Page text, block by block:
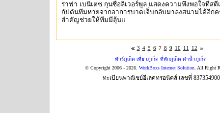
ราฟา เบนิเตซ กุนซือลิเวอร์พูล แสดงความพึงพอใจที่สตี
กัปตันทีมหายจากอาการบาดเจ็บกลับมาลงสนามได้อีกค
สำคัญช่วยให้ทีมมีลุ้นแ
3 4 5 6 7 8 9 10 11 12
ทัวร์ภูเก็ต เที่ยวภูเก็ต ที่พักภูเก็ต ดำน้ำภูเก็ต
© Copyright 2006 - 2026. WorkBoxs Internet Solution. All Right
ทะเบียนพาณิชย์อีเลคทรอนิคส์ เลขที่